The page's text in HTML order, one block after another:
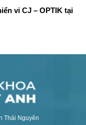
vi CJ – OPTIK tại
Thái Nguyên